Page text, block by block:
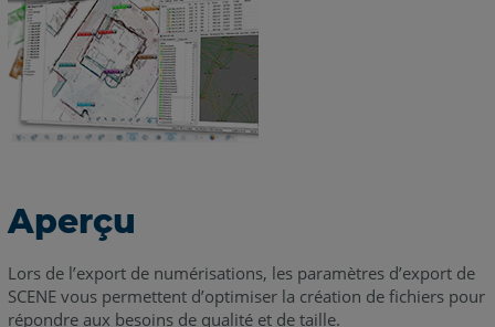
de
points
Export
de
numérisations
individuelles
groupes
d’export
Aperçu
Lors de l’export de numérisations, les paramètres d’export de
SCENE vous permettent d’optimiser la création de fichiers pour
répondre aux besoins de qualité et de taille.